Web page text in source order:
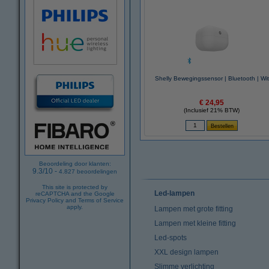
Beoordeling door klanten:
9.3/10 - 4.827 beoordelingen
This site is protected by
reCAPTCHA and the Google
Privacy Policy and Terms of Service
apply.
Shelly Bewegingssensor | Bluetooth | Wit
€ 24,95
(Inclusief 21% BTW)
Led-lampen
Lampen met grote fitting
Lampen met kleine fitting
Led-spots
XXL design lampen
Slimme verlichting